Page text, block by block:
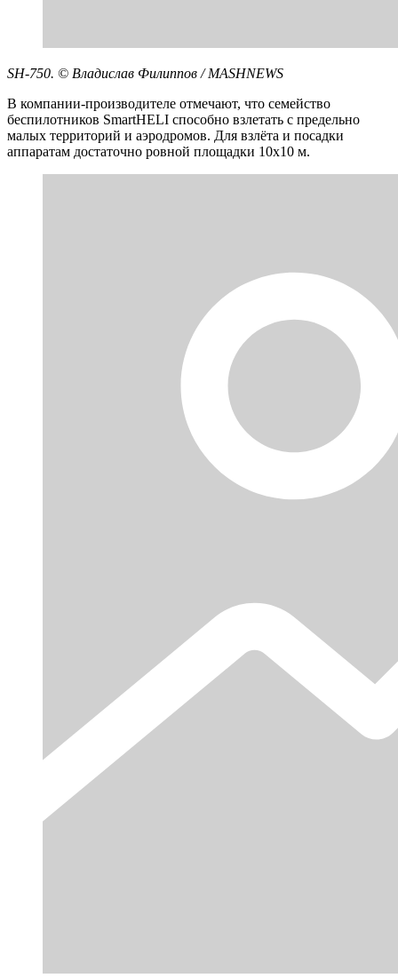
SH-750. © Владислав Филиппов / MASHNEWS
В компании-производителе отмечают, что семейство
беспилотников SmartHELI способно взлетать с предельно
малых территорий и аэродромов. Для взлёта и посадки
аппаратам достаточно ровной площадки 10х10 м.